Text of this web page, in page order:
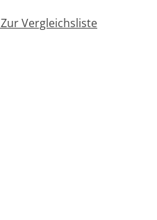
Zur Vergleichsliste